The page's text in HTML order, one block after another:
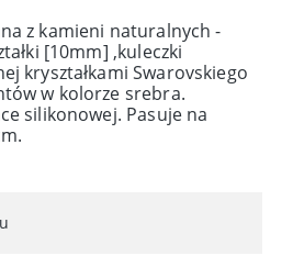
z kamieni naturalnych -
[10mm] ,kuleczki
kryształkami Swarovskiego
w kolorze srebra.
silikonowej. Pasuje na